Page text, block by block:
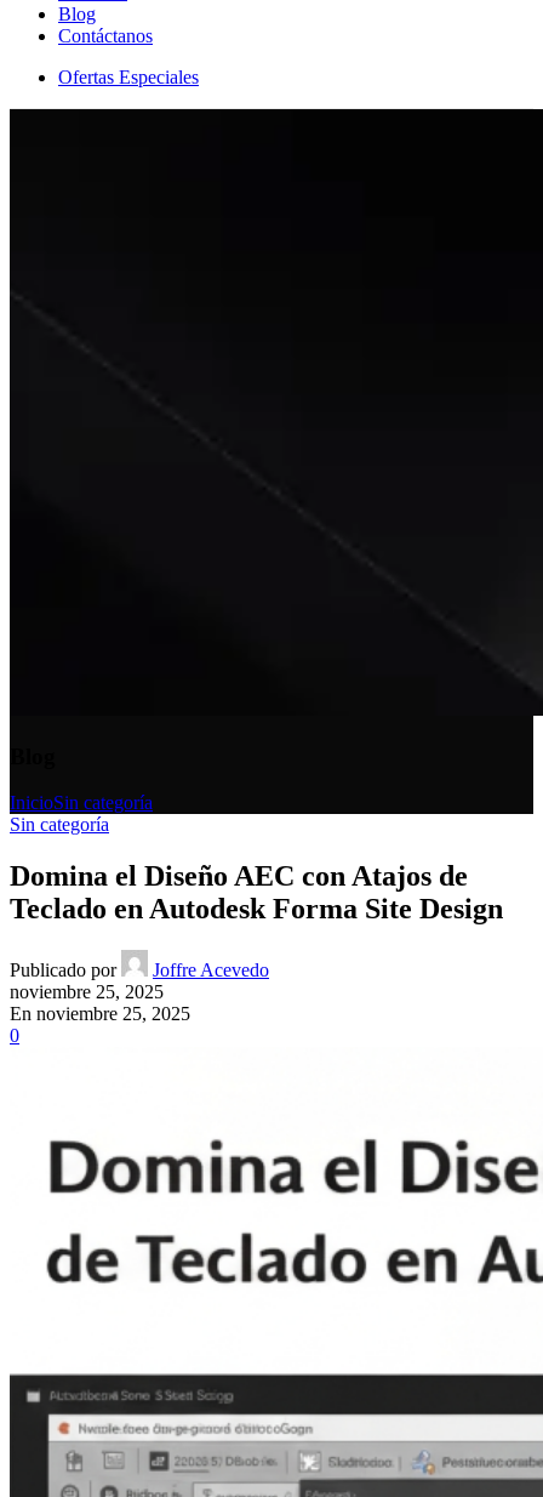
Blog
Contáctanos
Ofertas Especiales
InicioSin categoría
Sin categoría
Domina el Diseño AEC con Atajos de
Teclado en Autodesk Forma Site Design
Publicado por
Joffre Acevedo
noviembre 25, 2025
En noviembre 25, 2025
0